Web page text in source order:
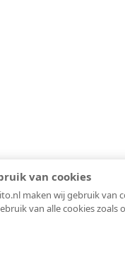
van cookies
maken wij gebruik van
van alle cookies zoals